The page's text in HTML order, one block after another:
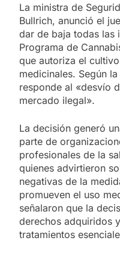
La ministra de
Bullrich, anunció el
dar de baja todas las
Programa de
que autoriza el
medicinales. Según
responde al «desvío
mercado ilegal».
La decisión generó
parte de
profesionales de la
quienes advirtieron
negativas de la
promueven el uso
señalaron que la
derechos adquiridos
tratamientos